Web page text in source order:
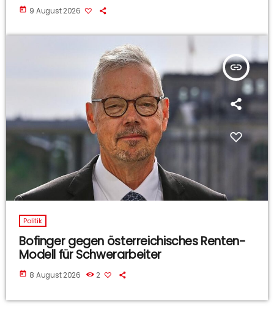
today 9 August 2026
insert_link
Politik
Bofinger gegen österreichisches Renten-
Modell für Schwerarbeiter
today 8 August 2026 2